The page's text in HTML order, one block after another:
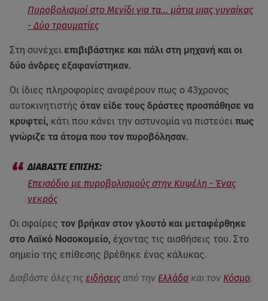
Πυροβολισμοί στο Μενίδι για τα... μάτια μιας γυναίκας
- Δύο τραυματίες
Στη συνέχει επιβιβάστηκε και πάλι στη μηχανή και οι
δύο άνδρες εξαφανίστηκαν.
Οι ίδιες πληροφορίες αναφέρουν πως ο 43χρονος
αυτοκινητιστής όταν είδε τους δράστες προσπάθησε να
κρυφτεί, κάτι που κάνει την αστυνομία να πιστεύει πως
γνώριζε τα άτομα που τον πυροβόλησαν.
Επεισόδιο με πυροβολισμούς στην Κυψέλη - Ένας
νεκρός
Οι σφαίρες τον βρήκαν στον γλουτό και μεταφέρθηκε
στο Λαϊκό Νοσοκομείο, έχοντας τις αισθήσεις του. Στο
σημείο της επίθεσης βρέθηκε ένας κάλυκας.
Διαβάστε όλες τις ειδήσεις από την Ελλάδα και τον Κόσμο.